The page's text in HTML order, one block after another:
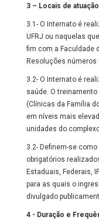
3 – Locais de
3.1- O Internato é
UFRJ ou naquelas
fim com a Faculdade
Resoluções números
3.2- O Internato é
saúde. O
(Clínicas da Família
em níveis mais
unidades do
3.2- Definem-se
obrigatórios
Estaduais, Federais,
para as quais o
divulgado
4 - Duração e